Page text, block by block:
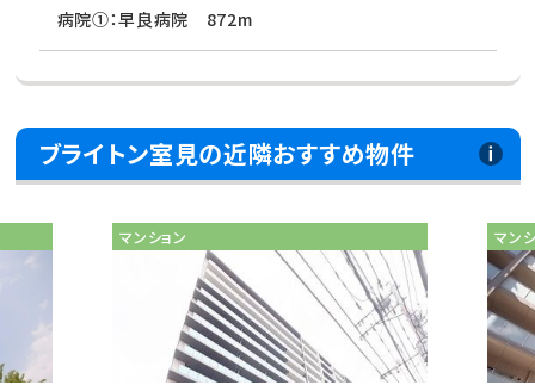
病院①：早良病院 872m
ブライトン室見の近隣おすすめ物件
マンション マン